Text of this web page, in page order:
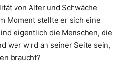
von Alter und Schwäche
Moment stellte er sich eine
eigentlich die Menschen, die
wer wird an seiner Seite sein,
braucht?